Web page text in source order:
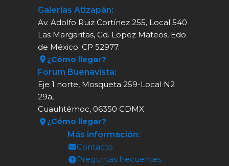
Galerías Atizapán:
Av. Adolfo Ruiz Cortínez 255, Local 540
Las Margaritas, Cd. Lopez Mateos, Edo
de México. CP 52977.
¿Cómo llegar?
Forum Buenavista:
Eje 1 norte, Mosqueta 259-Local N2
29a,
Cuauhtémoc, 06350 CDMX
¿Cómo llegar?
Más información:
Contacto
Preguntas frecuentes